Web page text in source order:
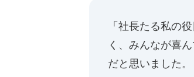
「社長たる私の
く、みんなが喜
だと思いました